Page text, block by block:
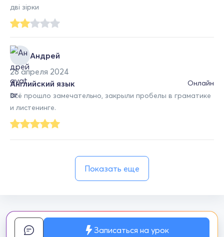
дві зірки
Андрей
28 апреля 2024
Онлайн
Английский язык
Всё прошло замечательно, закрыли пробелы в граматике
и листенинге.
Показать еще
Записаться на урок